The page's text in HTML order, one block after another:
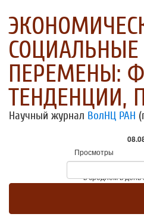
СОЦИАЛЬНЫЕ
ПЕРЕМЕНЫ:
ТЕНДЕНЦИИ,
Научный журнал ВолНЦ РАН
Просмотры
Посетители
* - в среднем в